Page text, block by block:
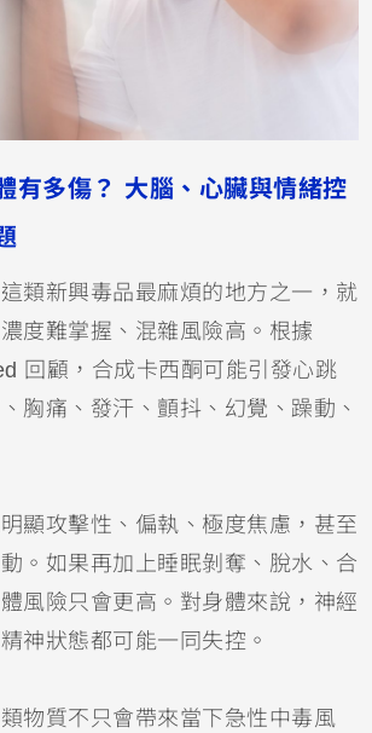
有多傷？ 大腦、心臟與情緒控
類新興毒品最麻煩的地方之一，就
度難掌握、混雜風險高。根據
回顧，合成卡西酮可能引發心跳
胸痛、發汗、顫抖、幻覺、躁動、
顯攻擊性、偏執、極度焦慮，甚至
。如果再加上睡眠剝奪、脫水、合
風險只會更高。對身體來說，神經
神狀態都可能一同失控。
物質不只會帶來當下急性中毒風